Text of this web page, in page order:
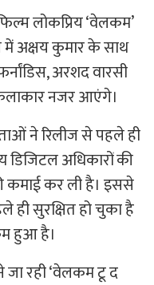
लोकप्रिय ‘वेलकम’
में अक्षय कुमार के साथ
अरशद वारसी
नजर आएंगे।
ने रिलीज से पहले ही
अधिकारों की
कमाई कर ली है। इससे
ही सुरक्षित हो चुका है
हुआ है।
जा रही ‘वेलकम टू द